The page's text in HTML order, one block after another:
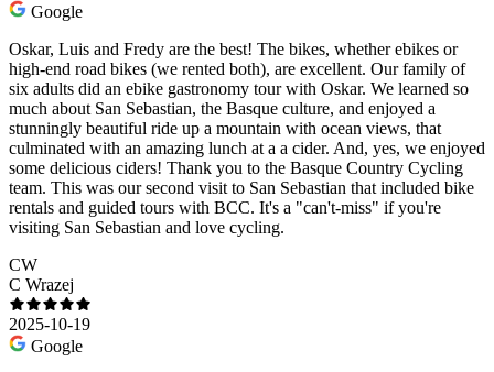
Google
Oskar, Luis and Fredy are the best! The bikes, whether ebikes or
high-end road bikes (we rented both), are excellent. Our family of
six adults did an ebike gastronomy tour with Oskar. We learned so
much about San Sebastian, the Basque culture, and enjoyed a
stunningly beautiful ride up a mountain with ocean views, that
culminated with an amazing lunch at a a cider. And, yes, we enjoyed
some delicious ciders! Thank you to the Basque Country Cycling
team. This was our second visit to San Sebastian that included bike
rentals and guided tours with BCC. It's a "can't-miss" if you're
visiting San Sebastian and love cycling.
CW
C Wrazej
2025-10-19
Google